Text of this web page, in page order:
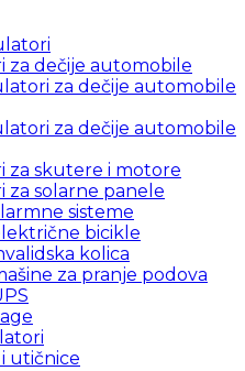
za dečije automobile
za dečije automobile
za dečije automobile
za skutere i motore
solarne panele
sisteme
bicikle
kolica
za pranje podova
utičnice